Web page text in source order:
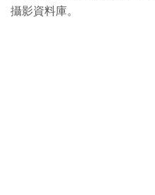
攝影資料庫。